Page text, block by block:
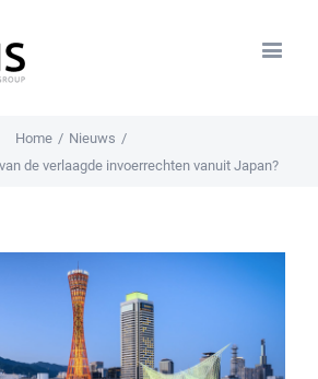
Home / Nieuws /
de verlaagde invoerrechten vanuit Japan?